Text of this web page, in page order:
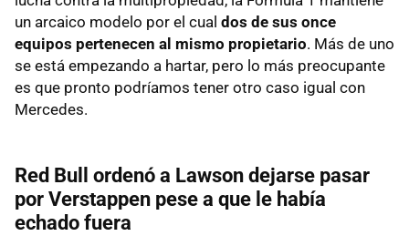
un arcaico modelo por el cual dos de sus once
equipos pertenecen al mismo propietario. Más de uno
se está empezando a hartar, pero lo más preocupante
es que pronto podríamos tener otro caso igual con
Mercedes.
Red Bull ordenó a Lawson dejarse pasar
por Verstappen pese a que le había
echado fuera